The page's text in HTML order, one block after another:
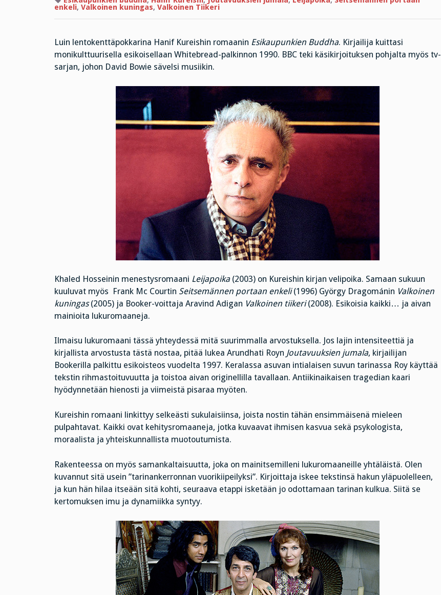
enkeli, Valkoinen kuningas, Valkoinen Tiikeri
Luin lentokenttäpokkarina Hanif Kureishin romaanin Esikaupunkien Buddha. Kirjailija kuittasi
monikulttuurisella esikoisellaan Whitebread-palkinnon 1990. BBC teki käsikirjoituksen pohjalta myös tv-
sarjan, johon David Bowie sävelsi musiikin.
Khaled Hosseinin menestysromaani Leijapoika(2003) on Kureishin kirjan velipoika. Samaan sukuun
kuuluvat myös Frank Mc Courtin Seitsemännen portaan enkeli(1996) György Dragománin Valkoinen
kuningas(2005) ja Booker-voittaja Aravind Adigan Valkoinen tiikeri(2008). Esikoisia kaikki… ja aivan
mainioita lukuromaaneja.
Ilmaisu lukuromaani tässä yhteydessä mitä suurimmalla arvostuksella. Jos lajin intensiteettiä ja
kirjallista arvostusta tästä nostaa, pitää lukea Arundhati Royn Joutavuuksien jumala, kirjailijan
Bookerilla palkittu esikoisteos vuodelta 1997. Keralassa asuvan intialaisen suvun tarinassa Roy käyttää
tekstin rihmastoituvuutta ja toistoa aivan originellilla tavallaan. Antiikinaikaisen tragedian kaari
hyödynnetään hienosti ja viimeistä pisaraa myöten.
Kureishin romaani linkittyy selkeästi sukulaisiinsa, joista nostin tähän ensimmäisenä mieleen
pulpahtavat. Kaikki ovat kehitysromaaneja, jotka kuvaavat ihmisen kasvua sekä psykologista,
moraalista ja yhteiskunnallista muotoutumista.
Rakenteessa on myös samankaltaisuutta, joka on mainitsemilleni lukuromaaneille yhtäläistä. Olen
kuvannut sitä usein ”tarinankerronnan vuorikiipeilyksi”. Kirjoittaja iskee tekstinsä hakun yläpuolelleen,
ja kun hän hilaa itseään sitä kohti, seuraava etappi isketään jo odottamaan tarinan kulkua. Siitä se
kertomuksen imu ja dynamiikka syntyy.